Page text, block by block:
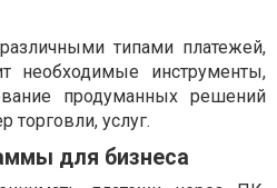
типами платежей,
необходимые инструменты,
продуманных решений
торговли, услуг.
для бизнеса